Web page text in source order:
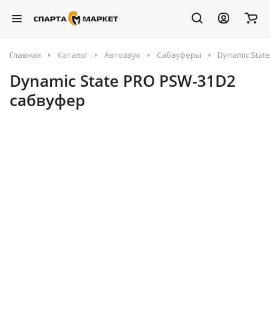
Главная Каталог Автозвук Сабвуферы Dynamic
Dynamic State PRO PSW-31D2
сабвуфер